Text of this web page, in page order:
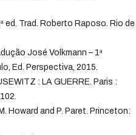
ed. Trad. Roberto Raposo. Rio de
José Volkmann – 1ª
Ed. Perspectiva, 2015.
: LA GUERRE. Paris :
Howard and P. Paret. Princeton: